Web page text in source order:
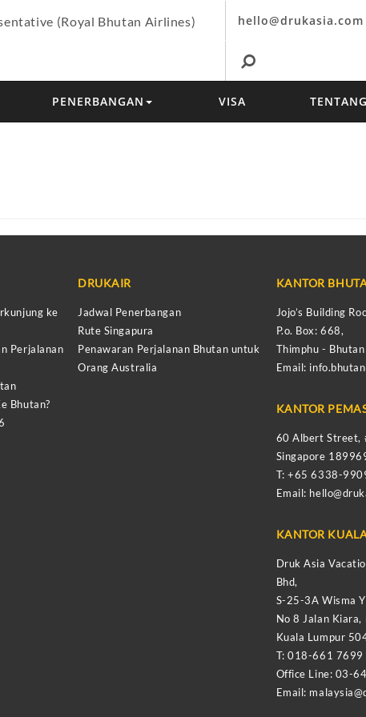
(Royal Bhutan Airlines) hello@drukasia.com
PENERBANGAN VISA
ke
Perjalanan
Bhutan?
DRUKAIR
Jadwal Penerbangan
Rute Singapura
Penawaran Perjalanan Bhutan untuk
Orang Australia
KANTOR
Jojo’s Building
P.o. Box: 668,
Thimphu - Bhutan
Email:
KANTOR
60 Albert
Singapore
T: +65 6338-
Email:
KANTOR
Druk Asia
Bhd,
S-25-3A Wisma
No 8 Jalan
Kuala Lumpur
T: 018-661 7699
Office Line: 03-
Email: